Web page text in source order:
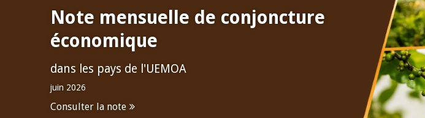
Note mensuelle de conjoncture
économique
dans les pays de l'UEMOA
juin 2026
Consulter la note